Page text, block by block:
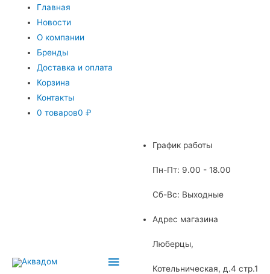
Главная
Новости
О компании
Бренды
Доставка и оплата
Корзина
Контакты
0 товаров0 ₽
Главное
График работы
Пн-Пт: 9.00 - 18.00
Сб-Вс: Выходные
Адрес магазина
Люберцы,
Котельническая, д.4 стр.1